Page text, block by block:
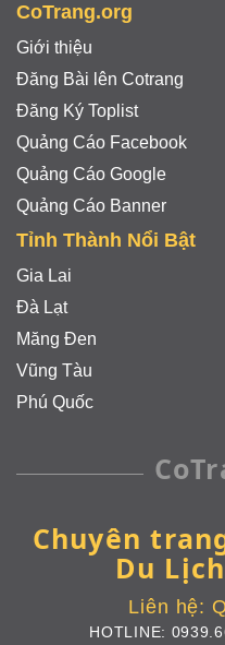
CoTrang.org
Giới thiệu
Đăng Bài lên Cotrang
Đăng Ký Toplist
Quảng Cáo Facebook
Quảng Cáo Google
Quảng Cáo Banner
Tỉnh Thành Nổi Bật
Gia Lai
Đà Lạt
Măng Đen
Vũng Tàu
Phú Quốc
Chuyên
Du
Liên hệ:
HOTLINE: